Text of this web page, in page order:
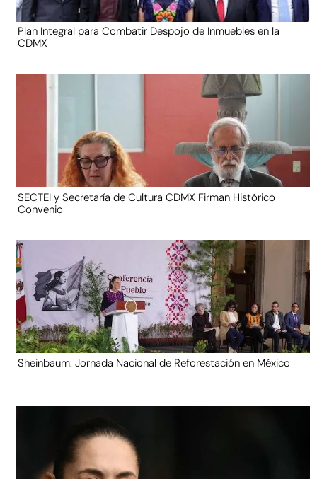
Plan Integral para Combatir Despojo de Inmuebles en la
CDMX
SECTEI y Secretaría de Cultura CDMX Firman Histórico
Convenio
Sheinbaum: Jornada Nacional de Reforestación en México